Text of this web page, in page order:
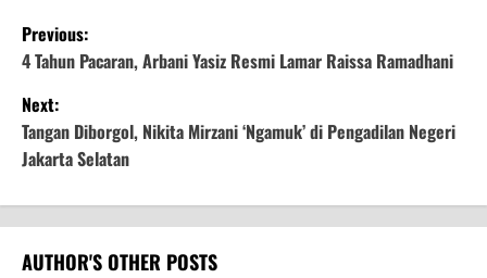
P
o
s
t
n
a
Previous:
4 Tahun Pacaran, Arbani Yasiz Resmi Lamar Raissa Ramadhani
Next:
Tangan Diborgol, Nikita Mirzani ‘Ngamuk’ di Pengadilan Negeri
Jakarta Selatan
AUTHOR'S OTHER POSTS